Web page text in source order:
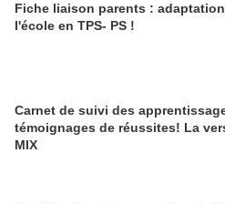
Fiche liaison parents :
l'école en TPS- PS !
Carnet de suivi des
témoignages de réussites! La
MIX